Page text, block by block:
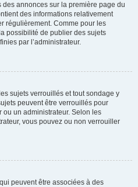
annonces sur la première page du
des informations relativement
régulièrement. Comme pour les
possibilité de publier des sujets
par l’administrateur.
sujets verrouillés et tout sondage y
peuvent être verrouillés pour
un administrateur. Selon les
vous pouvez ou non verrouiller
peuvent être associées à des